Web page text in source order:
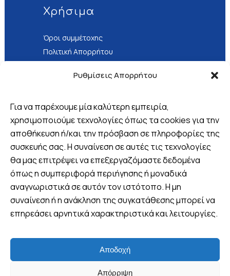
Ρυθμίσεις Απορρήτου
Για να παρέχουμε μία καλύτερη εμπειρία,
χρησιμοποιούμε τεχνολογίες όπως τα cookies για την
αποθήκευση ή/και την πρόσβαση σε πληροφορίες της
συσκευής σας. Η συναίνεση σε αυτές τις τεχνολογίες
θα μας επιτρέψει να επεξεργαζόμαστε δεδομένα
όπως η συμπεριφορά περιήγησης ή μοναδικά
αναγνωριστικά σε αυτόν τον ιστότοπο. Η μη
συναίνεση ή η ανάκληση της συγκατάθεσης μπορεί να
επηρεάσει αρνητικά χαρακτηριστικά και λειτουργίες.
Αποδοχή
Απόρριψη
Χρήσιμα
Όροι συμμέτοχης
Πολιτική Απορρήτου
Βρείτε μας
Πλ. 25ης Μαρτίου 8, Λουτράκι,
Ελλάδα
+30 6970 047952 (Viber -
WhatsApp)
info@wandervan.gr